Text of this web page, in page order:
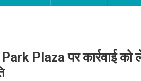
Plaza पर कार्रवाई